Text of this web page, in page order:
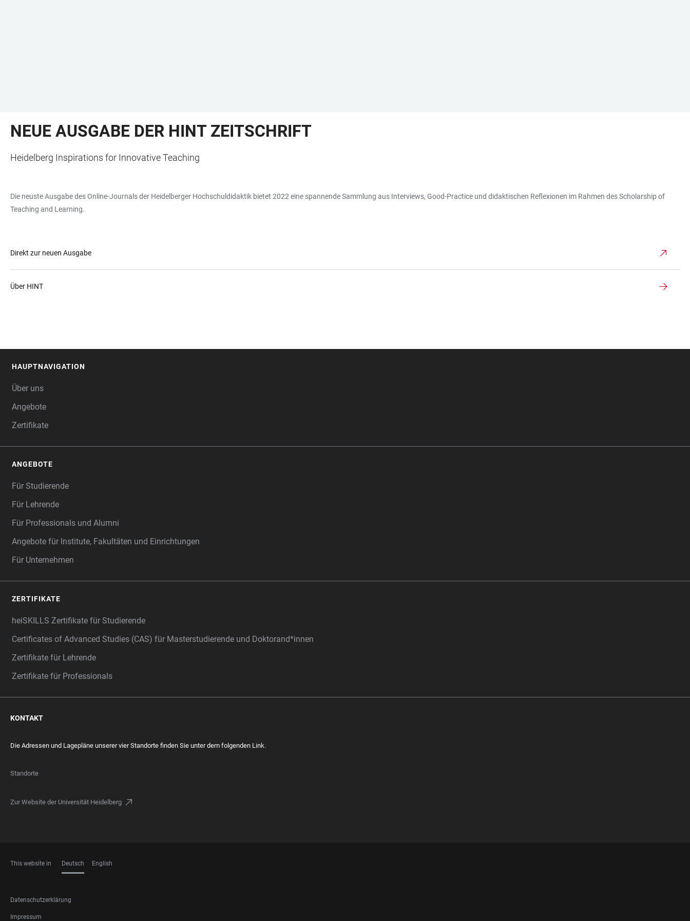
NEUE AUSGABE DER HINT ZEITSCHRIFT
Heidelberg Inspirations for Innovative Teaching
Die neuste Ausgabe des Online-Journals der Heidelberger Hochschuldidaktik bietet 2022 eine spannende Sammlung aus Interviews, Good-Practice und didaktischen Reflexionen im Rahmen des Scholarship of
Teaching and Learning.
Direkt zur neuen Ausgabe
Über HINT
HAUPTNAVIGATION
Über uns
Angebote
Zertifikate
ANGEBOTE
Für Studierende
Für Lehrende
Für Professionals und Alumni
Angebote für Institute, Fakultäten und Einrichtungen
Für Unternehmen
ZERTIFIKATE
heiSKILLS Zertifikate für Studierende
Certificates of Advanced Studies (CAS) für Masterstudierende und Doktorand*innen
Zertifikate für Lehrende
Zertifikate für Professionals
KONTAKT
Die Adressen und Lagepläne unserer vier Standorte finden Sie unter dem folgenden Link.
Standorte
Zur Website der Universität Heidelberg
This website in Deutsch English
FOOTER
LEGAL
Datenschutzerklärung
Impressum